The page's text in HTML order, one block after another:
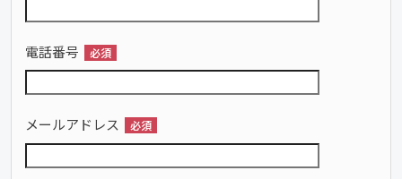
電話番号 必須
メールアドレス 必須